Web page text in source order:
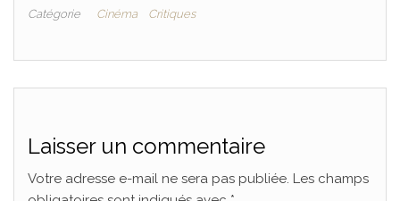
Catégorie Cinéma Critiques
Laisser un commentaire
Votre adresse e-mail ne sera pas publiée. Les champs